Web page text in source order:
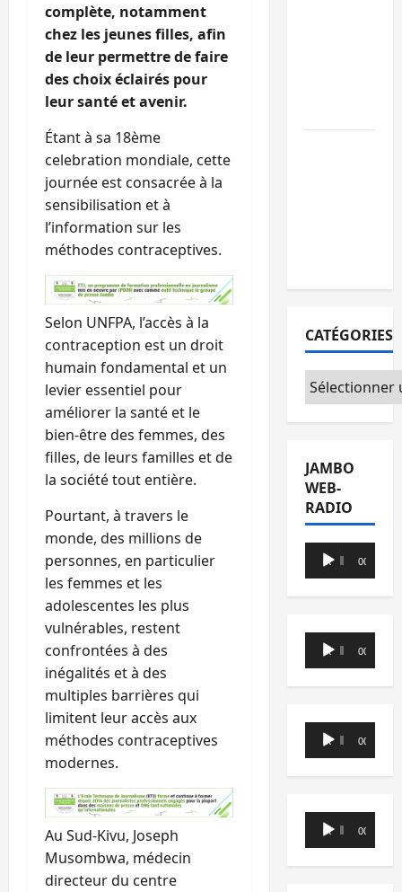
complète, notamment
chez les jeunes filles, afin
de leur permettre de faire
des choix éclairés pour
leur santé et avenir.
Étant à sa 18ème
celebration mondiale, cette
journée est consacrée à la
sensibilisation et à
l’information sur les
méthodes contraceptives.
Selon UNFPA, l’accès à la
contraception est un droit
humain fondamental et un
levier essentiel pour
améliorer la santé et le
bien-être des femmes, des
filles, de leurs familles et de
la société tout entière.
Pourtant, à travers le
monde, des millions de
personnes, en particulier
les femmes et les
adolescentes les plus
vulnérables, restent
confrontées à des
inégalités et à des
multiples barrières qui
limitent leur accès aux
méthodes contraceptives
modernes.
Au Sud-Kivu, Joseph
Musombwa, médecin
directeur du centre
CATÉGORIES
Catégories
JAMBO
WEB-
RADIO
Lecteur
audio
00:00 00:00
Lecteur
audio
00:00 00:00
Lecteur
audio
00:00 00:00
Lecteur
audio
00:00 00:00